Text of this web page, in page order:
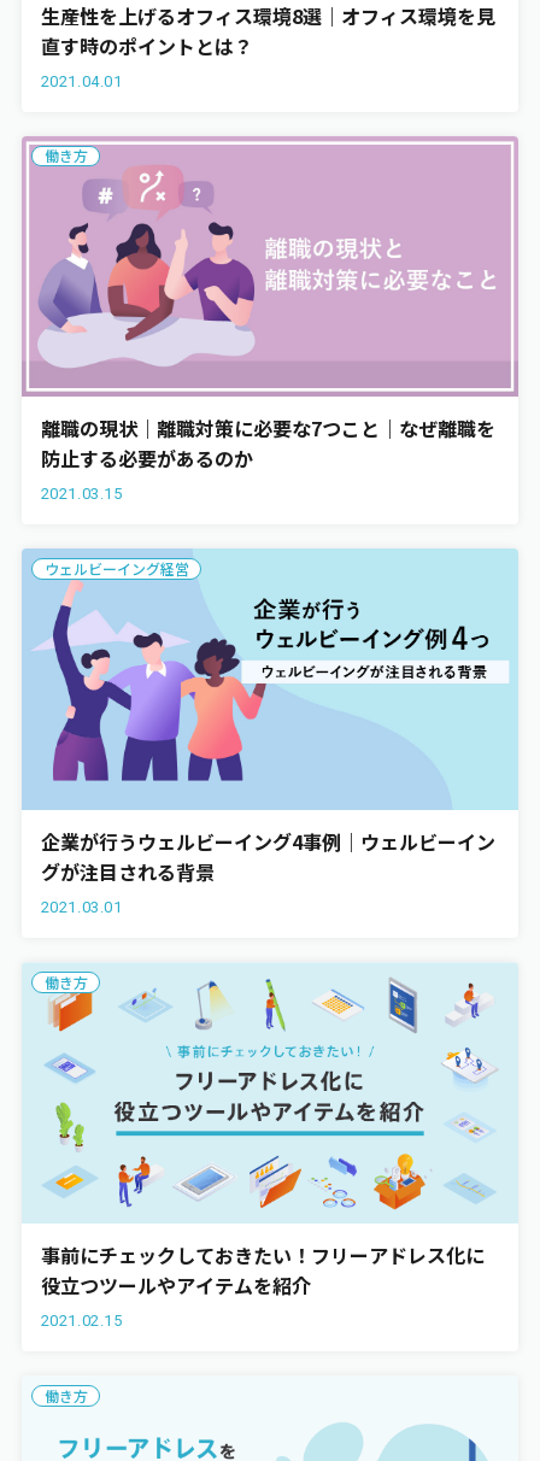
生産性を上げるオフィス環境8選｜オフィス環境を見
直す時のポイントとは？
2021.04.01
働き方
離職の現状｜離職対策に必要な7つこと｜なぜ離職を
防止する必要があるのか
2021.03.15
ウェルビーイング経営
企業が行うウェルビーイング4事例｜ウェルビーイン
グが注目される背景
2021.03.01
働き方
事前にチェックしておきたい！フリーアドレス化に
役立つツールやアイテムを紹介
2021.02.15
働き方